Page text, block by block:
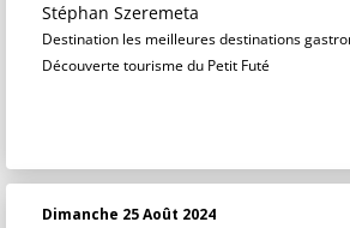
Stéphan Szeremeta
Destination les meilleures destinations
Découverte tourisme du Petit Futé
Dimanche 25 Août 2024